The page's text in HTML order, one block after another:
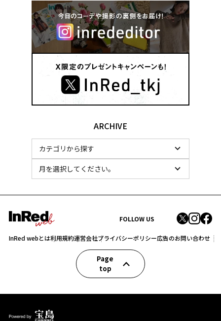
ARCHIVE
FOLLOW US
InRed webとは利用規約運営会社プライバシーポリシー広告のお問い合わせ
Page
top